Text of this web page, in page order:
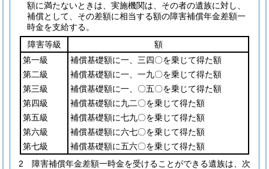
額に満たないときは、実施機関は、その者の遺族に対し、
補償として、その差額に相当する額の障害補償年金差額一
時金を支給する。
障害等級
額
第一級
補償基礎額に一、三四〇を乗じて得た額
第二級
補償基礎額に一、一九〇を乗じて得た額
第三級
補償基礎額に一、〇五〇を乗じて得た額
第四級
補償基礎額に九二〇を乗じて得た額
第五級
補償基礎額に七九〇を乗じて得た額
第六級
補償基礎額に六七〇を乗じて得た額
第七級
補償基礎額に五六〇を乗じて得た額
2
障害補償年金差額一時金を受けることができる遺族は、次